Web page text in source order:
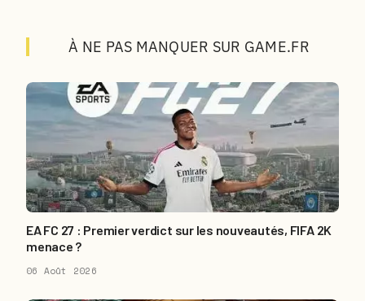
À NE PAS MANQUER SUR GAME.FR
EA FC 27 : Premier verdict sur les nouveautés, FIFA 2K
menace ?
06 Août 2026